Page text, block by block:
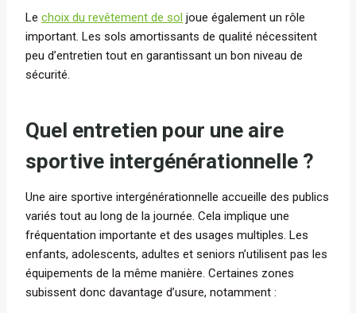
Le choix du revêtement de sol joue également un rôle
important. Les sols amortissants de qualité nécessitent
peu d’entretien tout en garantissant un bon niveau de
sécurité.
Quel entretien pour une aire
sportive intergénérationnelle ?
Une aire sportive intergénérationnelle accueille des publics
variés tout au long de la journée. Cela implique une
fréquentation importante et des usages multiples. Les
enfants, adolescents, adultes et seniors n’utilisent pas les
équipements de la même manière. Certaines zones
subissent donc davantage d’usure, notamment :